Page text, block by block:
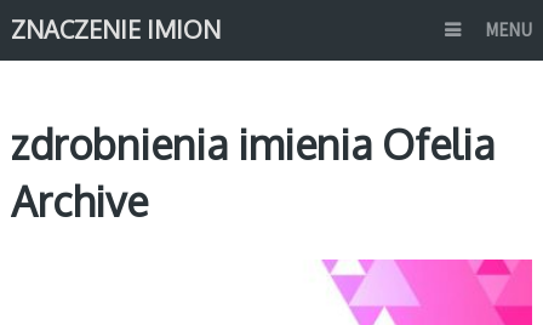
ZNACZENIE IMION MENU
zdrobnienia imienia Ofelia
Archive